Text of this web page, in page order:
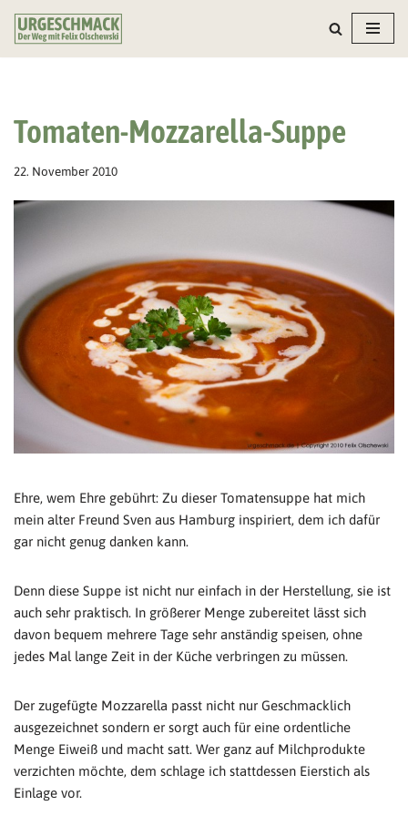
Zum
Tomaten-Mozzarella-Suppe
22. November 2010
Ehre, wem Ehre gebührt: Zu dieser Tomatensuppe hat mich
mein alter Freund Sven aus Hamburg inspiriert, dem ich dafür
gar nicht genug danken kann.
Denn diese Suppe ist nicht nur einfach in der Herstellung, sie ist
auch sehr praktisch. In größerer Menge zubereitet lässt sich
davon bequem mehrere Tage sehr anständig speisen, ohne
jedes Mal lange Zeit in der Küche verbringen zu müssen.
Der zugefügte Mozzarella passt nicht nur Geschmacklich
ausgezeichnet sondern er sorgt auch für eine ordentliche
Menge Eiweiß und macht satt. Wer ganz auf Milchprodukte
verzichten möchte, dem schlage ich stattdessen Eierstich als
Einlage vor.